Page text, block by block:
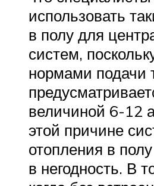
использовать
в полу для
систем,
нормами подачи
величиной 6-12
этой причине
отопления в
в негодность. В